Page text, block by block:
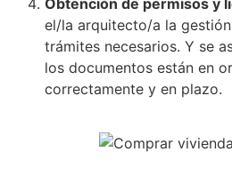
Obtención de permisos y
el/la arquitecto/a la
trámites necesarios. Y se
los documentos están en
correctamente y en plazo.